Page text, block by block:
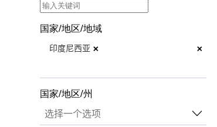
国家/地区/地域
×
印度尼西亚 ×
国家/地区/州